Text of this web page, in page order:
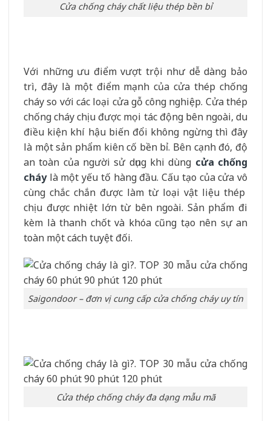
Cửa chống cháy chất liệu thép bền bỉ
Với những ưu điểm vượt trội như dễ dàng bảo
trì, đây là một điểm mạnh của cửa thép chống
cháy so với các loại cửa gỗ công nghiệp. Cửa thép
chống cháy chịu được mọi tác động bên ngoài, du
điều kiện khí hậu biến đổi không ngừng thì đây
là một sản phẩm kiên cố bền bỉ. Bên cạnh đó, độ
an toàn của người sử dụng khi dùng cửa chống
cháylà một yếu tố hàng đầu. Cấu tạo của cửa vô
cùng chắc chắn được làm từ loại vật liệu thép
chịu được nhiệt lớn từ bên ngoài. Sản phẩm đi
kèm là thanh chốt và khóa cũng tạo nên sự an
toàn một cách tuyệt đối.
Saigondoor – đơn vị cung cấp cửa chống cháy uy tín
Cửa thép chống cháy đa dạng mẫu mã